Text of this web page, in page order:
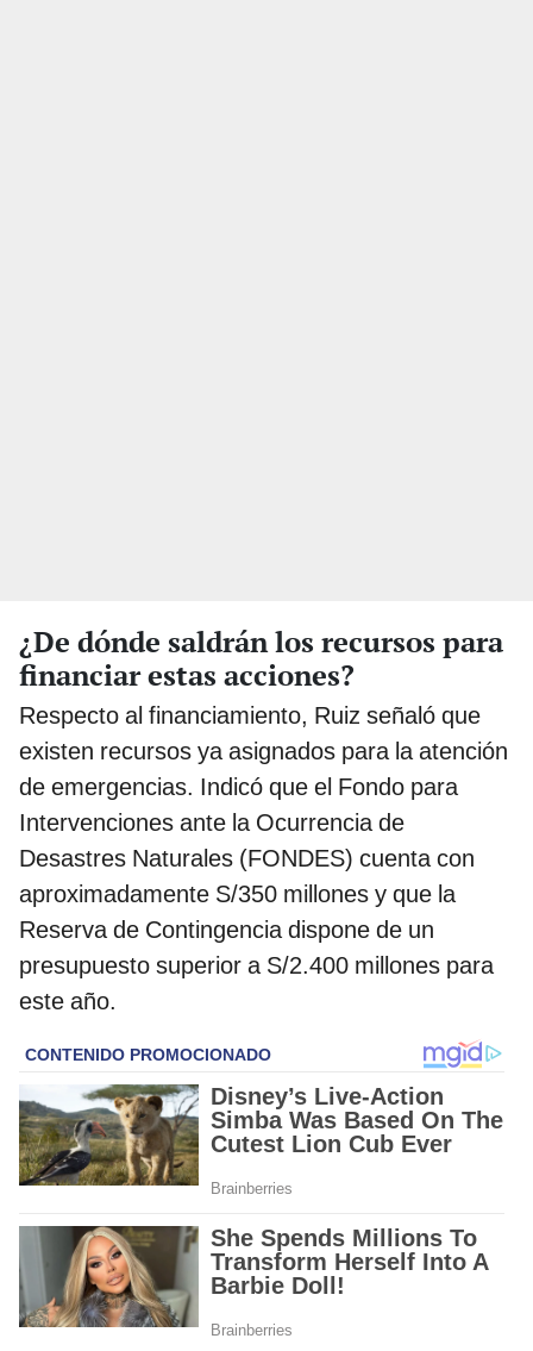
¿De dónde saldrán los recursos para
financiar estas acciones?
Respecto al financiamiento, Ruiz señaló que
existen recursos ya asignados para la atención
de emergencias. Indicó que el Fondo para
Intervenciones ante la Ocurrencia de
Desastres Naturales (FONDES) cuenta con
aproximadamente S/350 millones y que la
Reserva de Contingencia dispone de un
presupuesto superior a S/2.400 millones para
este año.